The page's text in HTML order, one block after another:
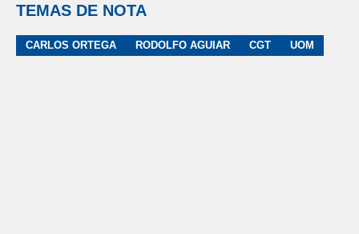
TEMAS DE NOTA
CARLOS ORTEGA RODOLFO AGUIAR CGT UOM